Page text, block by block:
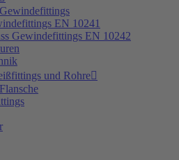
EN 10241
Gewindefittings EN 10242
und Rohre